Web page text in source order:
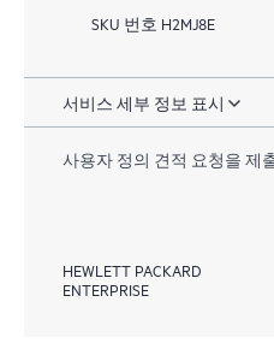
SKU 번호 H2MJ8E
서비스 세부 정보 표시
사용자 정의 견적 요청을 제
HEWLETT PACKARD
ENTERPRISE